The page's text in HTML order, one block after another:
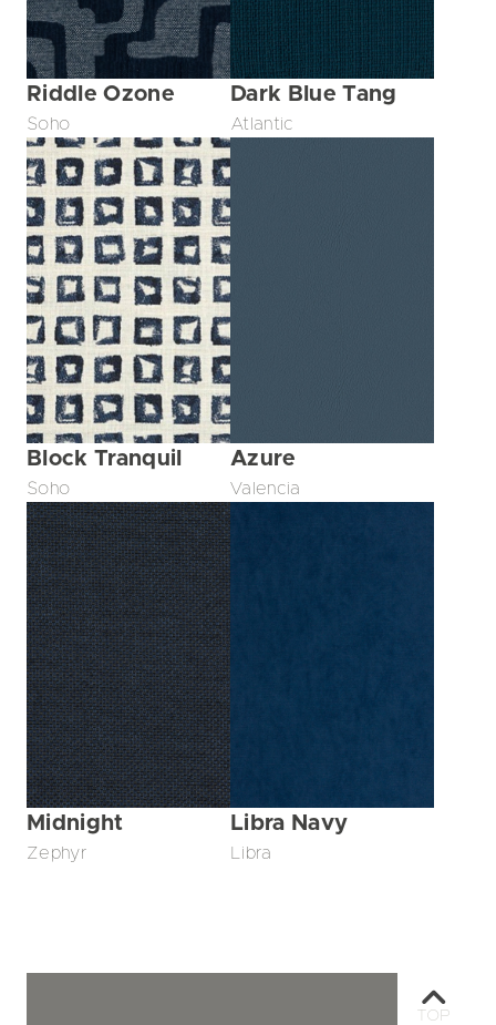
Riddle Ozone
Soho
Dark Blue Tang
Atlantic
Block Tranquil
Soho
Azure
Valencia
Midnight
Zephyr
Libra Navy
Libra
TOP